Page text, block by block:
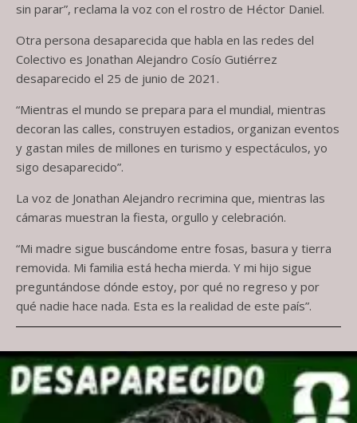
sin parar”, reclama la voz con el rostro de Héctor Daniel.
Otra persona desaparecida que habla en las redes del
Colectivo es Jonathan Alejandro Cosío Gutiérrez
desaparecido el 25 de junio de 2021.
“Mientras el mundo se prepara para el mundial, mientras
decoran las calles, construyen estadios, organizan eventos
y gastan miles de millones en turismo y espectáculos, yo
sigo desaparecido”.
La voz de Jonathan Alejandro recrimina que, mientras las
cámaras muestran la fiesta, orgullo y celebración.
“Mi madre sigue buscándome entre fosas, basura y tierra
removida. Mi familia está hecha mierda. Y mi hijo sigue
preguntándose dónde estoy, por qué no regreso y por
qué nadie hace nada. Esta es la realidad de este país”.